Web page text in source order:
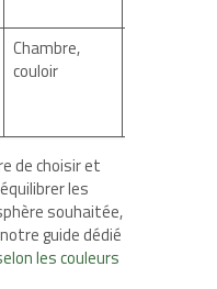
Chambre,
couloir
de choisir et
les
souhaitée,
guide dédié
les couleurs